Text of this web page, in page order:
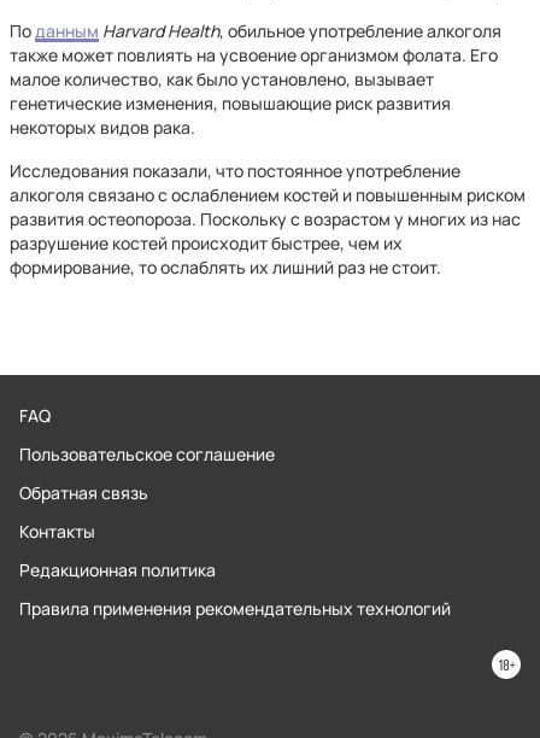
Поданным Harvard Health, обильное употребление алкоголя
также может повлиять на усвоение организмом фолата. Его
малое количество, как было установлено, вызывает
генетические изменения, повышающие риск развития
некоторых видов рака.
Исследования показали, что постоянное употребление
алкоголя связано с ослаблением костей и повышенным риском
развития остеопороза. Поскольку с возрастом у многих из нас
разрушение костей происходит быстрее, чем их
формирование, то ослаблять их лишний раз не стоит.
FAQ
Пользовательское соглашение
Обратная связь
Контакты
Редакционная политика
Правила применения рекомендательных технологий